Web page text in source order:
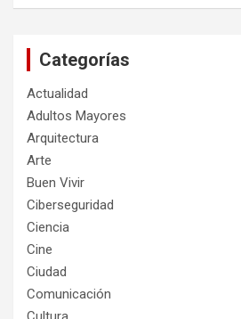
Categorías
Actualidad
Adultos Mayores
Arquitectura
Arte
Buen Vivir
Ciberseguridad
Ciencia
Cine
Ciudad
Comunicación